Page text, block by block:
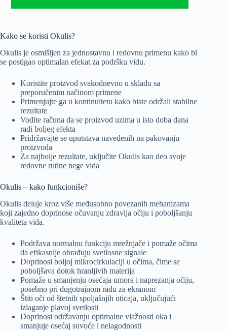
Kako se koristi Okulis?
Okulis je osmišljen za jednostavnu i redovnu primenu kako bi
se postigao optimalan efekat za podršku vidu.
Koristite proizvod svakodnevno u skladu sa
preporučenim načinom primene
Primenjujte ga u kontinuitetu kako biste održali stabilne
rezultate
Vodite računa da se proizvod uzima u isto doba dana
radi boljeg efekta
Pridržavajte se uputstava navedenih na pakovanju
proizvoda
Za najbolje rezultate, uključite Okulis kao deo svoje
redovne rutine nege vida
Okulis – kako funkcioniše?
Okulis deluje kroz više međusobno povezanih mehanizama
koji zajedno doprinose očuvanju zdravlja očiju i poboljšanju
kvaliteta vida.
Podržava normalnu funkciju mrežnjače i pomaže očima
da efikasnije obrađuju svetlosne signale
Doprinosi boljoj mikrocirkulaciji u očima, čime se
poboljšava dotok hranljivih materija
Pomaže u smanjenju osećaja umora i naprezanja očiju,
posebno pri dugotrajnom radu za ekranom
Štiti oči od štetnih spoljašnjih uticaja, uključujući
izlaganje plavoj svetlosti
Doprinosi održavanju optimalne vlažnosti oka i
smanjuje osećaj suvoće i nelagodnosti